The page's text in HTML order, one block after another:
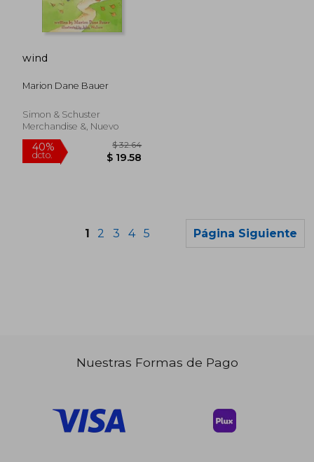
40%
dcto. $ 21.97 dcto.
wind
Marion Dane Bauer
Simon & Schuster
Merchandise &, Nuevo
1 2 3 4 5 Página Siguiente
Nuestras Formas de Pago